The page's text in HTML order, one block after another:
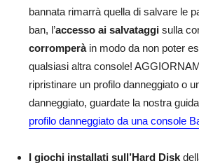
bannata rimarrà quella di salvare le
ban, l’accesso ai salvataggi sulla
corromperàin modo da non poter
qualsiasi altra console!
ripristinare un profilo danneggiato o
danneggiato, guardate la nostra guida
profilo danneggiato da una console
I giochi installati sull’Hard Disk